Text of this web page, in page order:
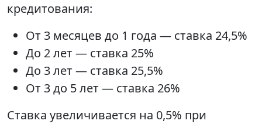
кредитования:
От 3 месяцев до 1 года — ставка 24,5%
До 2 лет — ставка 25%
До 3 лет — ставка 25,5%
От 3 до 5 лет — ставка 26%
Ставка увеличивается на 0,5% при